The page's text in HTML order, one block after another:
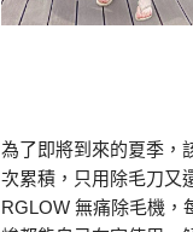
為了即將到來的夏季，
次累積，只用除毛刀又
RGLOW 無痛除毛機，